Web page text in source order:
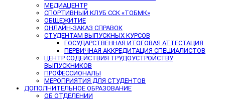
МЕДИАЦЕНТР
СПОРТИВНЫЙ КЛУБ ССК «ТОБМК»
ОБЩЕЖИТИЕ
ОНЛАЙН-ЗАКАЗ СПРАВОК
СТУДЕНТАМ ВЫПУСКНЫХ КУРСОВ
ГОСУДАРСТВЕННАЯ ИТОГОВАЯ АТТЕСТАЦИЯ
ПЕРВИЧНАЯ АККРЕДИТАЦИЯ СПЕЦИАЛИСТОВ
ЦЕНТР СОДЕЙСТВИЯ ТРУДОУСТРОЙСТВУ
ВЫПУСКНИКОВ
ПРОФЕССИОНАЛЫ
МЕРОПРИЯТИЯ ДЛЯ СТУДЕНТОВ
ДОПОЛНИТЕЛЬНОЕ ОБРАЗОВАНИЕ
ОБ ОТДЕЛЕНИИ